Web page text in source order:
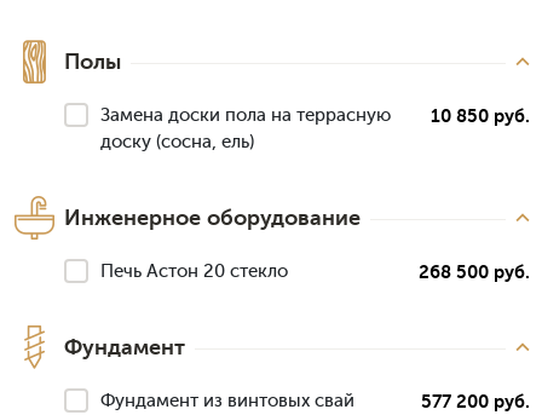
Полы
Замена доски пола на террасную
доску (сосна, ель)
10 850 руб.
Инженерное оборудование
Печь Астон 20 стекло 268 500 руб.
Фундамент
Фундамент из винтовых свай
577 200 руб.